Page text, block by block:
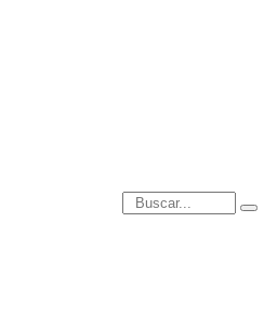
Introduce términos de